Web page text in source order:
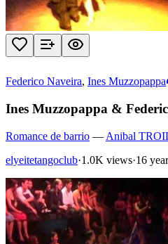
Federico Naveira, Ines Muzzopappa
Ines Muzzopappa &
Romance de barrio — Anibal
elyeitetangoclub·1.0K views·16